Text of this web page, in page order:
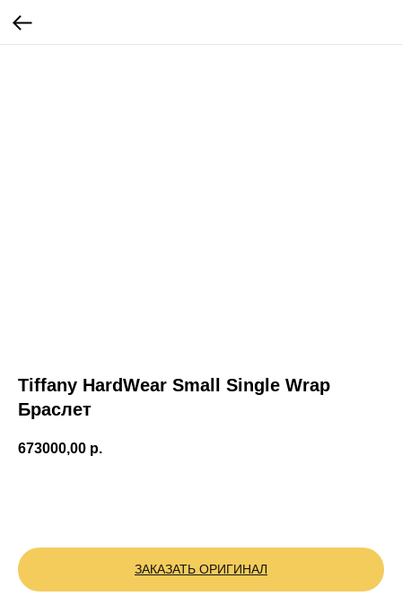
Tiffany HardWear Small Single Wrap
Браслет
673000,00 р.
ЗАКАЗАТЬ ОРИГИНАЛ